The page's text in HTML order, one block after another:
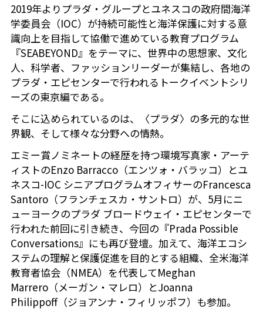
2019年よりプラダ・グループとユネスコの政府間海洋
学委員会（IOC）が持続可能性と海洋保護に対する意
識向上を目指して協働で進めている教育プログラム
『SEABEYOND』をテーマに、世界中の思想家、文化
人、科学者、ファッションリーダーが集結し、各地の
プラダ・エピセンターで行われるトークイベントシリ
ーズの東京編である。
そこに込められているのは、〈プラダ〉の多元的な世
界観、そして様々な分野への情熱。
エミー賞ノミネートの経歴を持つ環境写真家・アーテ
ィストのEnzo Barracco（エンツォ・バラッコ）とユ
ネスコ-IOC シニアプログラムオフィサーのFrancesca
Santoro（フランチェスカ・サントロ）が、5月にニ
ューヨークのプラダ ブロードウェイ・エピセンターで
行われた前回に引き続き、今回の『Prada Possible
Conversations』にも再び登壇。加えて、海洋エコシ
ステムの理解と保護促進を目的とする組織、全米海洋
教育者協会（NMEA）を代表してMeghan
Marrero（メーガン・マレロ）とJoanna
Philippoff（ジョアンナ・フィリッポフ）も参加。